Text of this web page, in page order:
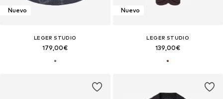
Nuevo
LEGER STUDIO
179,00€
Nuevo
LEGER STUDIO
139,00€